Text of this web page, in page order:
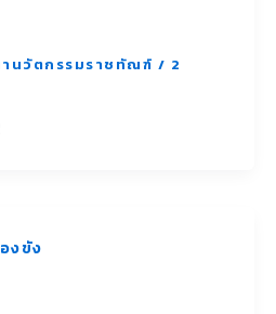
นวัตกรรมราชทัณฑ์ / 2
งขัง